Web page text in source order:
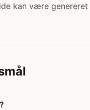
kan være